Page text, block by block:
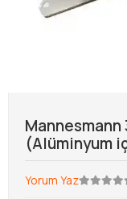
(Alüminyum
Yorum Yaz